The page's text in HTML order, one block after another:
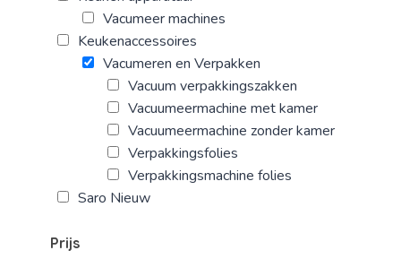
Vacumeer machines
Keukenaccessoires
Vacumeren en Verpakken
Vacuum verpakkingszakken
Vacuumeermachine met kamer
Vacuumeermachine zonder kamer
Verpakkingsfolies
Verpakkingsmachine folies
Saro Nieuw
Prijs